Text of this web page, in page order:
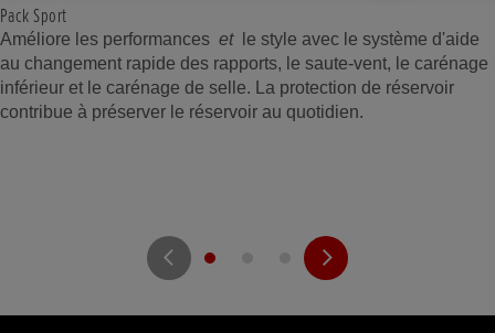
Pack Sport
Améliore les performances etle style avec le système d'aide
au changement rapide des rapports, le saute-vent, le carénage
inférieur et le carénage de selle. La protection de réservoir
contribue à préserver le réservoir au quotidien.